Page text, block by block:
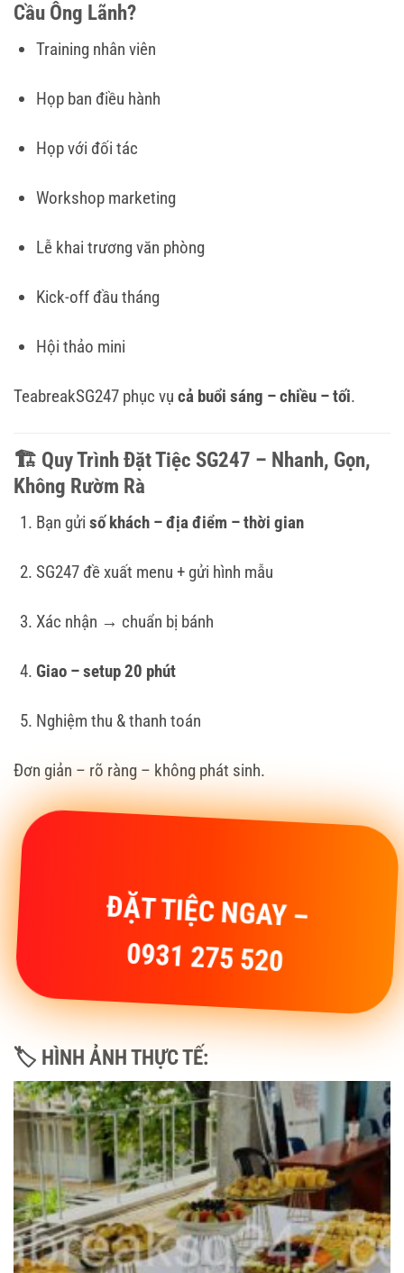
Cầu Ông Lãnh?
Training nhân viên
Họp ban điều hành
Họp với đối tác
Workshop marketing
Lễ khai trương văn phòng
Kick-off đầu tháng
Hội thảo mini
TeabreakSG247 phục vụ cả buổi sáng – chiều – tối.
🏗 Quy Trình Đặt Tiệc SG247 – Nhanh, Gọn,
Không Rườm Rà
Bạn gửi số khách – địa điểm – thời gian
SG247 đề xuất menu + gửi hình mẫu
Xác nhận → chuẩn bị bánh
Giao – setup 20 phút
Nghiệm thu & thanh toán
Đơn giản – rõ ràng – không phát sinh.
ĐẶT TIỆC NGAY –
0931 275 520
🏷 HÌNH ẢNH THỰC TẾ: